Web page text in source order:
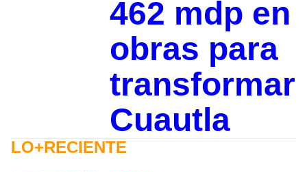
462 mdp en
obras para
transformar
Cuautla
LO+RECIENTE